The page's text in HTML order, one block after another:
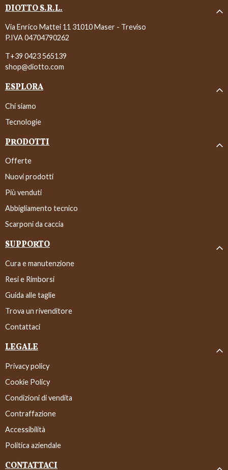
DIOTTO S.R.L.
Via Enrico Mattei 11 31010 Maser - Treviso
P.IVA 04704790262
T+39 0423 565139
shop@diotto.com
ESPLORA
Chi siamo
Tecnologie
PRODOTTI
Offerte
Nuovi prodotti
Più venduti
Abbigliamento tecnico
Scarponi da caccia
SUPPORTO
Cura e manutenzione
Resi e Rimborsi
Guida alle taglie
Trova un rivenditore
Contattaci
LEGALE
Privacy policy
Cookie Policy
Condizioni di vendita
Contraffazione
Accessibilità
Politica aziendale
CONTATTACI